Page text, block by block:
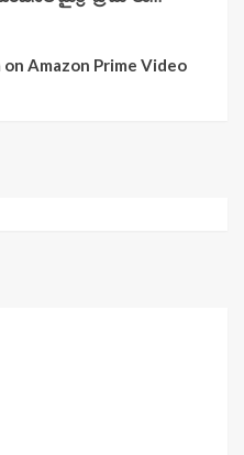
on Amazon Prime Video